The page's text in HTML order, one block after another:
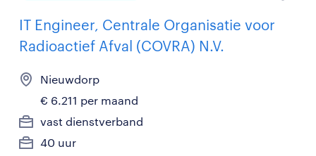
IT Engineer, Centrale Organisatie voor
Radioactief Afval (COVRA) N.V.
Nieuwdorp
€ 6.211 per maand
vast dienstverband
40 uur